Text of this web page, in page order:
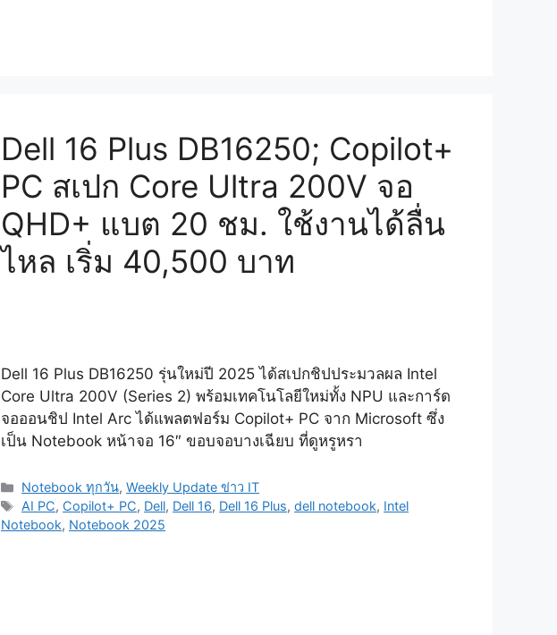
Dell 16 Plus DB16250; Copilot+
PC สเปก Core Ultra 200V จอ
QHD+ แบต 20 ชม. ใช้งานได้ลื่น
ไหล เริ่ม 40,500 บาท
Dell 16 Plus DB16250 รุ่นใหม่ปี 2025 ได้สเปกชิปประมวลผล Intel
Core Ultra 200V (Series 2) พร้อมเทคโนโลยีใหม่ทั้ง NPU และการ์ด
จอออนชิป Intel Arc ได้แพลตฟอร์ม Copilot+ PC จาก Microsoft ซึ่ง
เป็น Notebook หน้าจอ 16″ ขอบจอบางเฉียบ ที่ดูหรูหรา
Categories
Notebook ทุกวัน,Weekly Update ข่าว IT
Tags
AI PC, Copilot+ PC, Dell, Dell 16, Dell 16 Plus,dell notebook, Intel
Notebook, Notebook 2025